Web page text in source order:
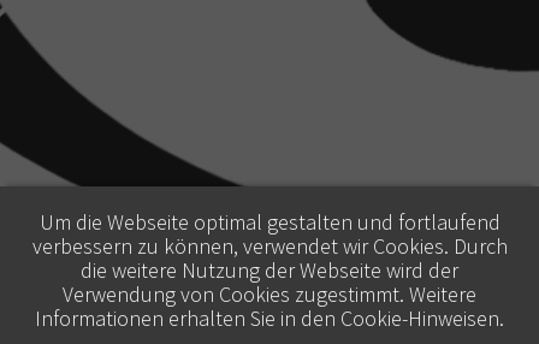
Um die Webseite optimal gestalten und fortlaufend
verbessern zu können, verwendet wir Cookies. Durch
die weitere Nutzung der Webseite wird der
Verwendung von Cookies zugestimmt. Weitere
Informationen erhalten Sie in den Cookie-Hinweisen.